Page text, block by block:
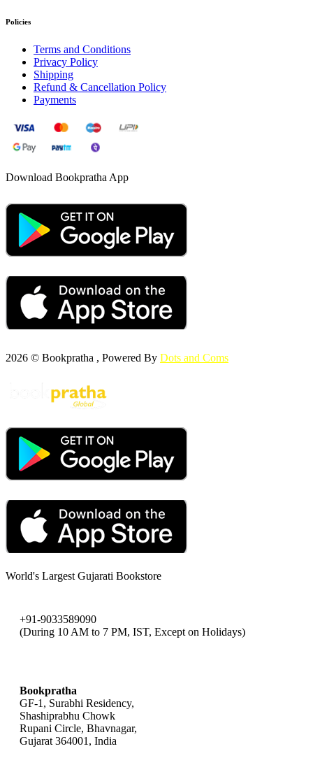
Policies
Terms and Conditions
Privacy Policy
Shipping
Refund & Cancellation Policy
Payments
Download Bookpratha App
2026 © Bookpratha , Powered By Dots and Coms
World's Largest Gujarati Bookstore
+91-9033589090
(During 10 AM to 7 PM, IST, Except on Holidays)
Bookpratha
GF-1, Surabhi Residency,
Shashiprabhu Chowk
Rupani Circle, Bhavnagar,
Gujarat 364001, India